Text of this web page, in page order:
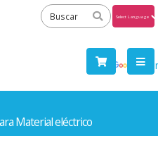
by
Material eléctrico